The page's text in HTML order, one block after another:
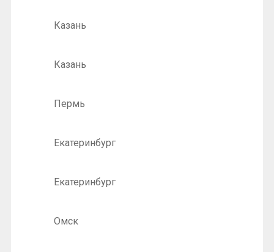
Казань
Казань
Пермь
Екатеринбург
Екатеринбург
Омск